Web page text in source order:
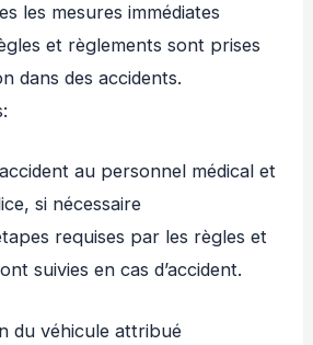
les mesures immédiates
et règlements sont prises
dans des accidents.
au personnel médical et
si nécessaire
requises par les règles et
suivies en cas d’accident.
du véhicule attribué